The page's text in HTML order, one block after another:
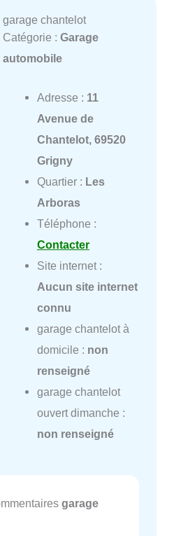
garage chantelot
Catégorie : Garage
automobile
Adresse : 11
Avenue de
Chantelot, 69520
Grigny
Quartier : Les
Arboras
Téléphone :
Contacter
Site internet :
Aucun site internet
connu
garage chantelot à
domicile : non
renseigné
garage chantelot
ouvert dimanche :
non renseigné
garage